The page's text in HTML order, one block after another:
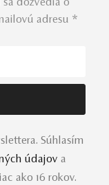
dozvedia o
adresu *
Súhlasím
údajov a
ako 16 rokov.